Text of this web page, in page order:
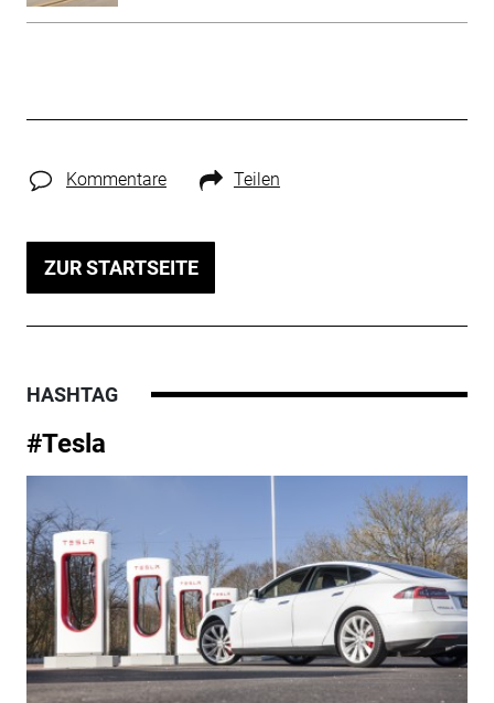
Kommentare Teilen
ZUR STARTSEITE
HASHTAG
#Tesla